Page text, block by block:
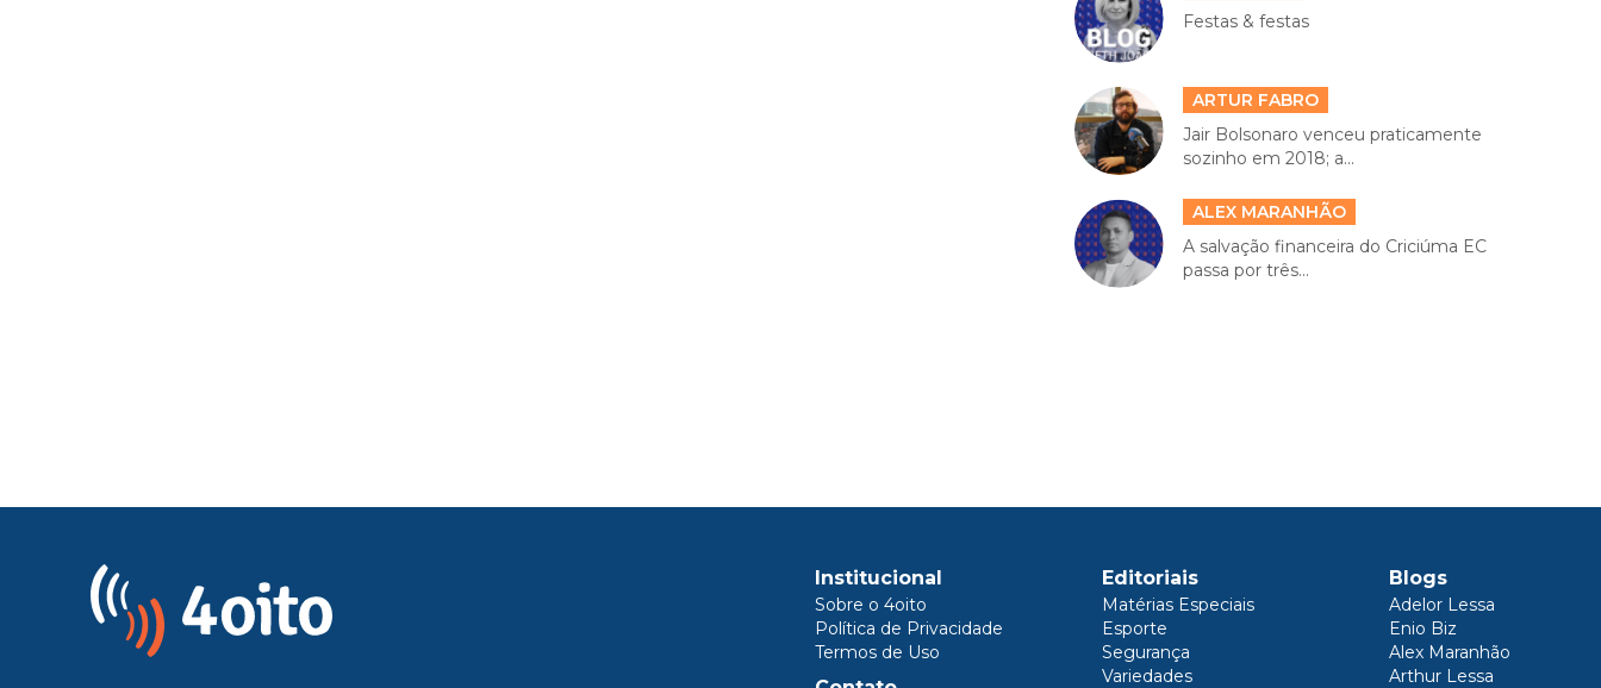
Festas & festas
ARTUR FABRO
Jair Bolsonaro venceu praticamente
sozinho em 2018; a...
ALEX MARANHÃO
A salvação financeira do Criciúma EC
passa por três...
Institucional
Sobre o 4oito
Política de Privacidade
Termos de Uso
Editoriais
Matérias Especiais
Esporte
Segurança
Variedades
Blogs
Adelor Lessa
Enio Biz
Alex Maranhão
Arthur Lessa